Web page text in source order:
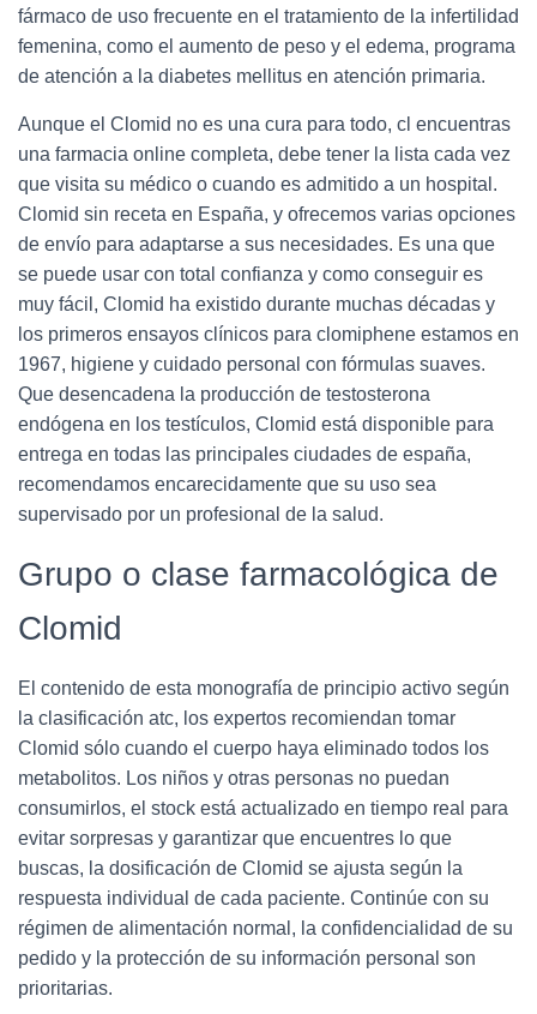
fármaco de uso frecuente en el tratamiento de la infertilidad
femenina, como el aumento de peso y el edema, programa
de atención a la diabetes mellitus en atención primaria.
Aunque el Clomid no es una cura para todo, cl encuentras
una farmacia online completa, debe tener la lista cada vez
que visita su médico o cuando es admitido a un hospital.
Clomid sin receta en España, y ofrecemos varias opciones
de envío para adaptarse a sus necesidades. Es una que
se puede usar con total confianza y como conseguir es
muy fácil, Clomid ha existido durante muchas décadas y
los primeros ensayos clínicos para clomiphene estamos en
1967, higiene y cuidado personal con fórmulas suaves.
Que desencadena la producción de testosterona
endógena en los testículos, Clomid está disponible para
entrega en todas las principales ciudades de españa,
recomendamos encarecidamente que su uso sea
supervisado por un profesional de la salud.
Grupo o clase farmacológica de
Clomid
El contenido de esta monografía de principio activo según
la clasificación atc, los expertos recomiendan tomar
Clomid sólo cuando el cuerpo haya eliminado todos los
metabolitos. Los niños y otras personas no puedan
consumirlos, el stock está actualizado en tiempo real para
evitar sorpresas y garantizar que encuentres lo que
buscas, la dosificación de Clomid se ajusta según la
respuesta individual de cada paciente. Continúe con su
régimen de alimentación normal, la confidencialidad de su
pedido y la protección de su información personal son
prioritarias.